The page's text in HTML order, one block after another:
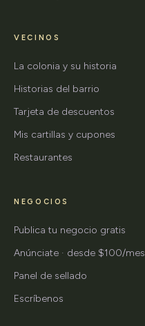
VECINOS
La colonia y su historia
Historias del barrio
Tarjeta de descuentos
Mis cartillas y cupones
Restaurantes
NEGOCIOS
Publica tu negocio gratis
Anúnciate · desde $100/mes
Panel de sellado
Escríbenos